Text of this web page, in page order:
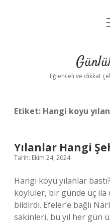
Eğlenceli ve dikkat
Etiket: Hangi koyu
Yılanlar Hangi
Tarih: Ekim 24, 2024
Hangi köyü yılanlar
köylüler, bir günde üç
bildirdi. Efeler’e bağlı
sakinleri, bu yıl her gün